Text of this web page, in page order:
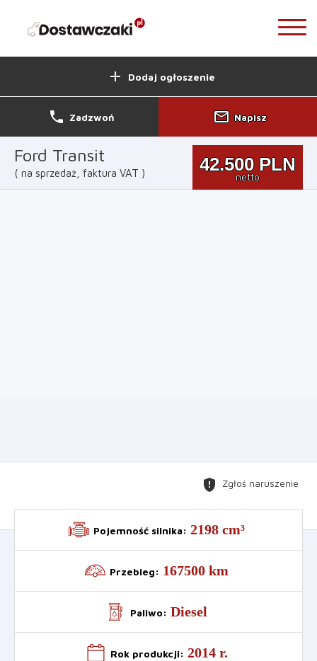
add Dodaj ogłoszenie
Ford Transit
na sprzedaż, faktura VAT 42.500 PLN
netto
gpp_maybe Zgłoś naruszenie
Pojemność silnika: 2198 cm³
Przebieg: 167500 km
Paliwo: Diesel
Rok produkcji: 2014 r.
phone Zadzwoń mail_outline Napisz